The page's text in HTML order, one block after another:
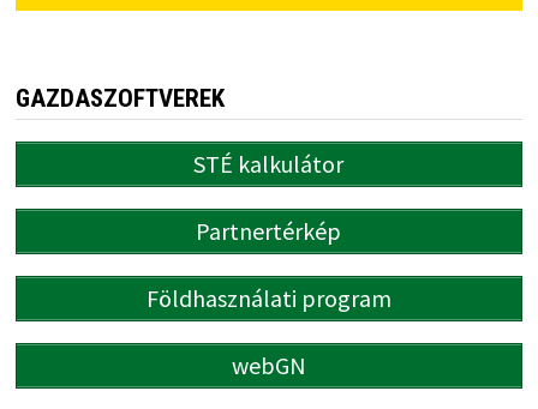
GAZDASZOFTVEREK
STÉ kalkulátor
Partnertérkép
Földhasználati program
webGN